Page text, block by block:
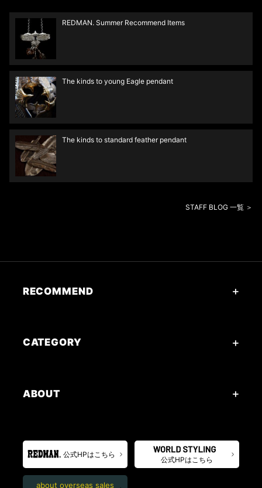
REDMAN. Summer Recommend Items
The kinds to young Eagle pendant
The kinds to standard feather pendant
STAFF BLOG 一覧 ＞
RECOMMEND
CATEGORY
ABOUT
公式HPはこちら
公式HPはこちら
about overseas sales